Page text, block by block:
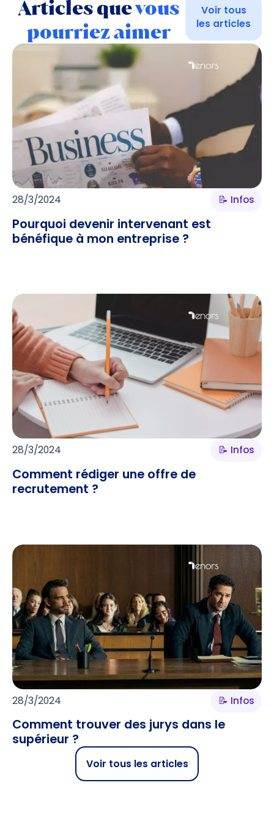
Articles quevous
pourriez aimer
Voir tous
les articles
28/3/2024 📝 Infos
Pourquoi devenir intervenant est
bénéfique à mon entreprise ?
28/3/2024 📝 Infos
Comment rédiger une offre de
recrutement ?
28/3/2024 📝 Infos
Comment trouver des jurys dans le
supérieur ?
Voir tous les articles